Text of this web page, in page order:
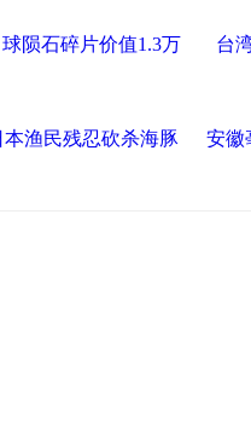
球陨石碎片价值1.3万 台
本渔民残忍砍杀海豚 安徽